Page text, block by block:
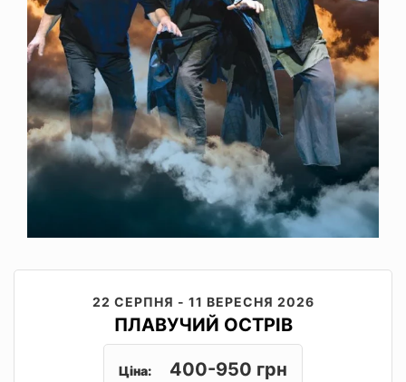
22 СЕРПНЯ - 11 ВЕРЕСНЯ 2026
ПЛАВУЧИЙ ОСТРІВ
Ціна: 400-950 грн